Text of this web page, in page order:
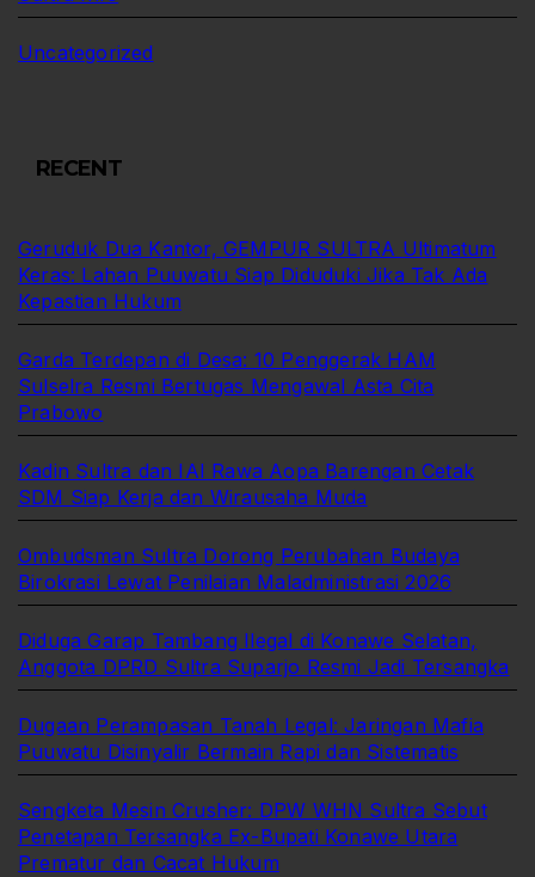
Uncategorized
RECENT
Geruduk Dua Kantor, GEMPUR SULTRA Ultimatum
Keras: Lahan Puuwatu Siap Diduduki Jika Tak Ada
Kepastian Hukum
Garda Terdepan di Desa: 10 Penggerak HAM
Sulselra Resmi Bertugas Mengawal Asta Cita
Prabowo
Kadin Sultra dan IAI Rawa Aopa Barengan Cetak
SDM Siap Kerja dan Wirausaha Muda
Ombudsman Sultra Dorong Perubahan Budaya
Birokrasi Lewat Penilaian Maladministrasi 2026
Diduga Garap Tambang Ilegal di Konawe Selatan,
Anggota DPRD Sultra Suparjo Resmi Jadi Tersangka
Dugaan Perampasan Tanah Legal: Jaringan Mafia
Puuwatu Disinyalir Bermain Rapi dan Sistematis
Sengketa Mesin Crusher: DPW WHN Sultra Sebut
Penetapan Tersangka Ex-Bupati Konawe Utara
Prematur dan Cacat Hukum